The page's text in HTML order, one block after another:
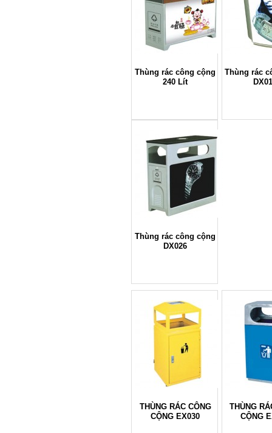
Thùng rác công cộng
240 Lít
Thùng rác
Thùng rác công cộng
DX026
THÙNG RÁC CÔNG
CỘNG EX030
THÙNG
CỘNG